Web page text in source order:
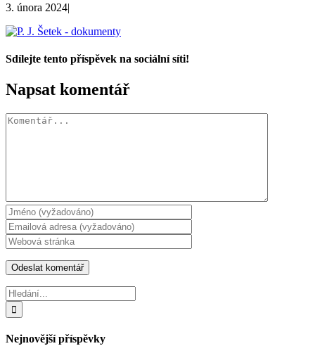
3. února 2024|
Sdílejte tento příspěvek na sociální síti!
Facebook
X
WhatsApp
Napsat komentář
Komentář
Hledat:
Nejnovější příspěvky